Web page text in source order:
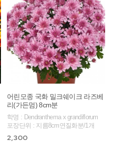
어린모종 국화 밀크쉐이크 라즈베
리(가든멈) 8cm분
학명 : Dendranthema x grandiflorum
포장단위 : 지름8cm연질화분/1개
2,300